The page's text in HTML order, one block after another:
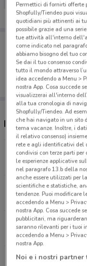
Porta
Puoi trovare
salvarle e
dal tuo
Negozi MD Viaggi
Viale Le
11.1 km
Via Casilina
25.6 km
Via Pontina Km
27.7 km
Permettici di fornirti offerte
Shopfully/Tiendeo puoi
quotidiani più attinenti ai
possibile grazie ad una
tue attività all'interno
come indicato nel
abbiamo bisogno del tuo
Se dai il tuo consenso
tutto il mondo attraverso
idea accedendo a Menu >
nostra App. Cosa succede
visualizzerai all'interno
alla tua cronologia di
Shopfully/Tiendeo. Ad
che hai navigato in un sito
tema vacanze. Inoltre, i
il relativo consenso)
rete e agli identificativi del
condivisi con terze parti
le esperienze applicative
nel paragrafo 13.b della
anche essere utilizzati per
scientifiche e statistiche,
tendenze. Puoi modificare
accedendo a Menu >
nostra App. Cosa succede
pubblicitari, ma
saranno rilevanti per i tuoi
accedendo a Menu >
nostra App.
Noi e i nostri